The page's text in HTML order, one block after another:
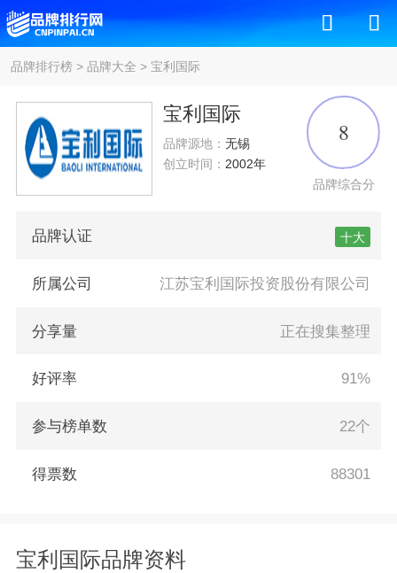
品牌排行榜> 品牌大全 > 宝利国际
宝利国际
品牌源地： 无锡
创立时间： 2002年
8
品牌综合分
品牌认证 十大
所属公司 江苏宝利国际投资股份有限公司
分享量 正在搜集整理
好评率 91%
参与榜单数 22个
得票数 88301
宝利国际品牌资料